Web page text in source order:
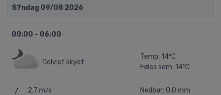
S?ndag 09/08 2026
00:00 - 06:00
Delvist skyet
Temp: 14ºC
Føles som: 14ºC
2,7 m/s Nedbør: 0,0 mm